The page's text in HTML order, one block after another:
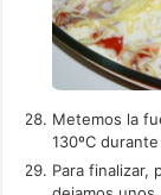
Metemos la
130ºC
Para finalizar,